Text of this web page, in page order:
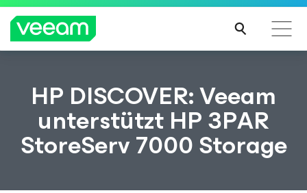
Hinweise von Veeam für Kunden, die vom Content-
Update von CrowdStrike betroffen sind
R
ERFA
HP DISCOVER: Veeam
unterstützt HP 3PAR
StoreServ 7000 Storage